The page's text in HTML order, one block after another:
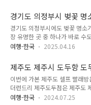
가 있으면 구글 제미나이는 나름
다고 구글 지도..
스마트폰을 사용하고 삼성 스마
중 제미나이의 기능을 사용하는
럭시 스마트폰 덕분에 제미나이
들어오고 있어요. 그리고 구글
에서는 상당히 마음껏 사용할 수
기 때문에 최소한 교차검증용으
직까지 AI들..
경기도 의정부시 벚꽃 명
길 2025년 벚꽃 풍경
경기도 의정부시에도 벚꽃 명소
장 유명한 곳 중 하나가 바로 수
에 있는 의정부 호원 벚꽃길이에
함박눈이 내린 것은 맞았지만,
송이 하얀 꽃송이가 아니었어요.
며 떨어지는 눈송이가 아니라
듯 쭉 떨어지는 눈송이였어요.
늘 날리는 모습을 보이기는 했지
여행-한국 2025.04.16
제주도 제주시 도두항 도
리 제주도두점
이번에 가본 제주도 셀프 빨래
더런드리 제주도두점은 제주도
제주시 도두동에는 도두항, 도두
여행-한국 2024.07.25